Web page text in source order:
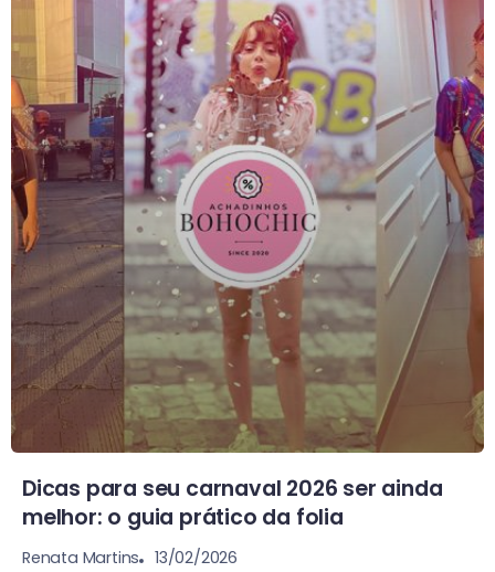
Dicas para seu carnaval 2026 ser ainda
melhor: o guia prático da folia
Renata Martins 13/02/2026